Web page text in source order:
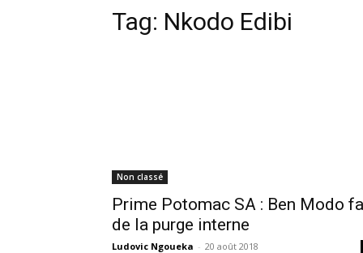
Tag: Nkodo Edibi
Non classé
Prime Potomac SA : Ben Modo
de la purge interne
Ludovic Ngoueka - 20 août 2018